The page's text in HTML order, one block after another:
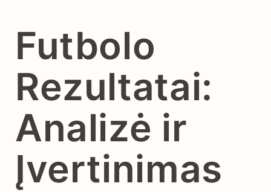
Futbolo
Rezultatai:
Analizė ir
Įvertinimas